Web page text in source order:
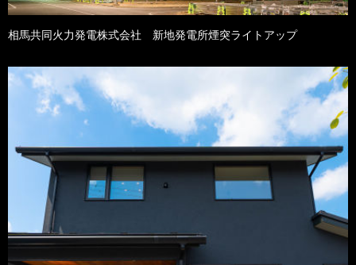
相馬共同火力発電株式会社 新地発電所煙突ライトアップ